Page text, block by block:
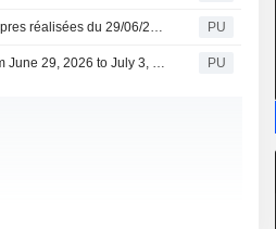
Safran : Déclaration des transactions sur actions propres réalisées du 29/06/2026 au 03/07/2026 PU
Safran : Statement of transactions in own shares from June 29, 2026 to July 3, 2026 PU